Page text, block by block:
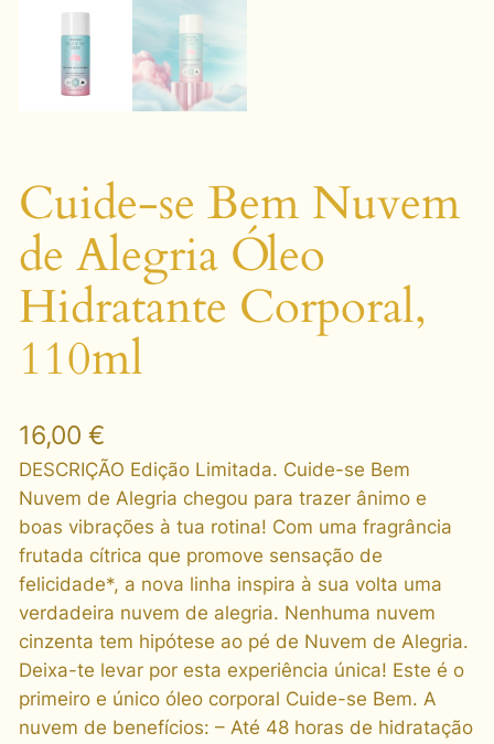
Cuide-se Bem Nuvem
de Alegria Óleo
Hidratante Corporal,
110ml
16,00 €
DESCRIÇÃO Edição Limitada. Cuide-se Bem
Nuvem de Alegria chegou para trazer ânimo e
boas vibrações à tua rotina! Com uma fragrância
frutada cítrica que promove sensação de
felicidade*, a nova linha inspira à sua volta uma
verdadeira nuvem de alegria. Nenhuma nuvem
cinzenta tem hipótese ao pé de Nuvem de Alegria.
Deixa-te levar por esta experiência única! Este é o
primeiro e único óleo corporal Cuide-se Bem. A
nuvem de benefícios: – Até 48 horas de hidratação